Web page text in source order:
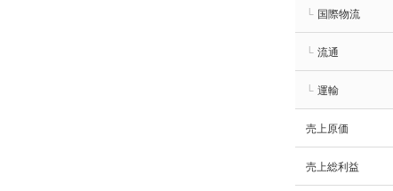
└ 国際物流
└ 流通
└ 運輸
売上原価
売上総利益